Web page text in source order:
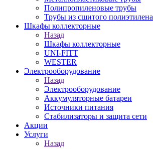
Полипропиленовые трубы
Трубы из сшитого полиэтилена
Шкафы коллекторные
Назад
Шкафы коллекторные
UNI-FITT
WESTER
Электрооборудование
Назад
Электрооборудование
Аккумуляторные батареи
Источники питания
Стабилизаторы и защита сети
Акции
Услуги
Назад